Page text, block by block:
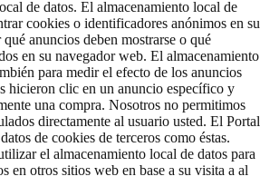
de datos. El almacenamiento local de
cookies o identificadores anónimos en su
anuncios deben mostrarse o qué
en su navegador web. El almacenamiento
para medir el efecto de los anuncios
hicieron clic en un anuncio específico y
una compra. Nosotros no permitimos
directamente al usuario usted. El Portal
de cookies de terceros como éstas.
el almacenamiento local de datos para
en otros sitios web en base a su visita a al